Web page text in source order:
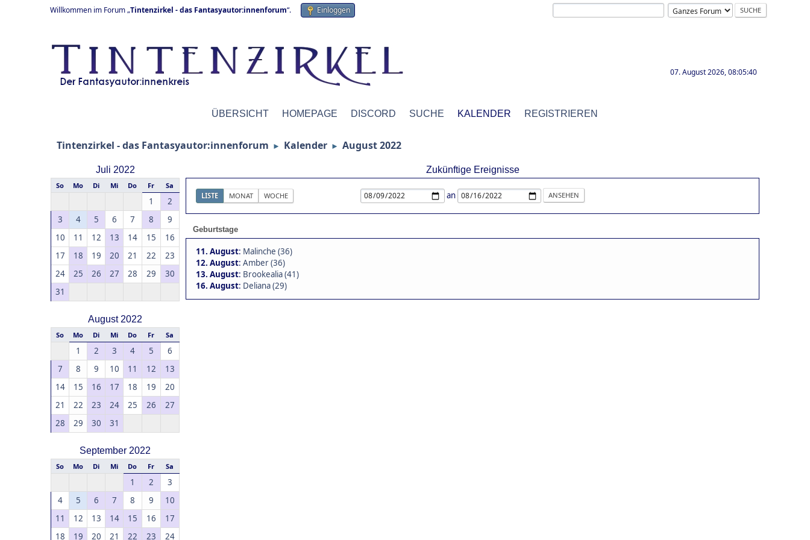
Willkommen im Forum „Tintenzirkel - das Fantasyautor:innenforum“. Einloggen
07. August 2026, 08:05:40
ÜBERSICHT HOMEPAGE DISCORD SUCHE KALENDER REGISTRIEREN
Tintenzirkel - das Fantasyautor:innenforum ► Kalender ► August 2022
Juli 2022
So Mo Di Mi Do Fr Sa
1
2
3
4 5 6 7 8
9
10
11 12 13 14 15
16
17
18 19 20 21 22
23
24
25 26 27 28 29
30
31
August 2022
So Mo Di Mi Do Fr Sa
1 2 3 4 5
6
7
8 9 10 11 12
13
14
15 16 17 18 19
20
21
22 23 24 25 26
27
28
29 30 31
September 2022
So Mo Di Mi Do Fr Sa
1 2
3
4
5 6 7 8 9
10
11
12 13 14 15 16
17
18
19 20 21 22 23 24
Zukünftige Ereignisse
LISTE MONAT WOCHE an
Geburtstage
11. August: Malinche (36)
12. August: Amber (36)
13. August: Brookealia (41)
16. August: Deliana (29)